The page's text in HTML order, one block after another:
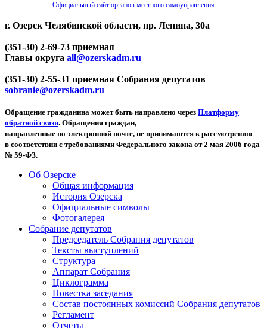
Официальный сайт органов местного самоуправления
г. Озерск Челябинской области, пр. Ленина, 30а
(351-30) 2-69-73 приемная
Главы округа all@ozerskadm.ru
(351-30) 2-55-31 приемная Собрания депутатов
sobranie@ozerskadm.ru
Обращение гражданина может быть направлено через Платформу
обратной связи. Обращения граждан,
направленные по электронной почте, не принимаются к рассмотрению
в соответствии с требованиями Федерального закона от 2 мая 2006 года
№ 59-ФЗ.
Об Озерске
Общая информация
История Озерска
Официальные символы
Фотогалерея
Собрание депутатов
Председатель Собрания депутатов
Тексты выступлений
Структура
Аппарат Собрания
Циклограмма
Повестка заседания
Состав постоянных комиссий Собрания депутатов
Регламент
Отчеты